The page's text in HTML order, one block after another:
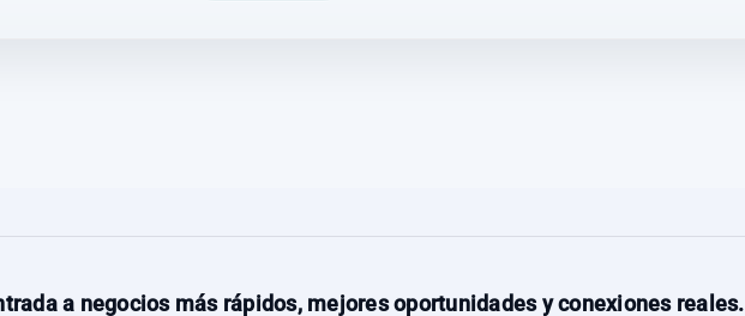
a negocios más rápidos, mejores oportunidades y conexiones reales.